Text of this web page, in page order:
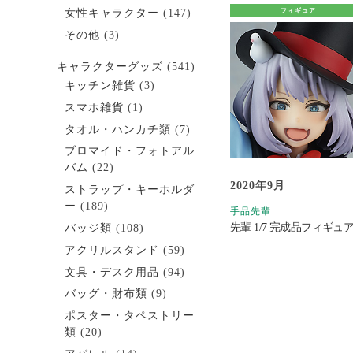
フィギュア
2020年9月
手品先輩
先輩 1/7 完成品フィギュ
女性キャラクター (147)
その他 (3)
キャラクターグッズ (541)
キッチン雑貨 (3)
スマホ雑貨 (1)
タオル・ハンカチ類 (7)
ブロマイド・フォトアル
バム (22)
ストラップ・キーホルダ
ー (189)
バッジ類 (108)
アクリルスタンド (59)
文具・デスク用品 (94)
バッグ・財布類 (9)
ポスター・タペストリー
類 (20)